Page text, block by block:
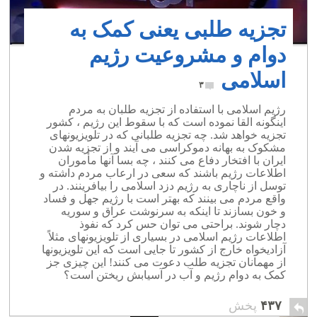
تجزیه طلبی یعنی کمک به
دوام و مشروعیت رژیم
اسلامی
۳
رژیم اسلامی با استفاده از تجزیه طلبان به مردم
اینگونه القا نموده است که با سقوط این رژیم ، کشور
تجزیه خواهد شد. چه تجزیه طلبانی که در تلویزیونهای
مشکوک به بهانه دموکراسی می آیند و از تجزیه شدن
ایران با افتخار دفاع می کنند ، چه بسا آنها مأموران
اطلاعات رژیم باشند که سعی در ارعاب مردم داشته و
توسل از ناچاری به رژیم دزد اسلامی را بیافرینند. در
واقع مردم می بینند که بهتر است با رژیم جهل و فساد
و خون بسازند تا اینکه به سرنوشت عراق و سوریه
دچار شوند. براحتی می توان حس کرد که نفوذ
اطلاعات رژیم اسلامی در بسیاری از تلویزیونهای مثلاً
آزادیخواه خارج از کشور تا جایی است که این تلویزیونها
از مهمانان تجزیه طلب دعوت می کنند! این چیزی جز
کمک به دوام رژیم و آب در آسیابش ریختن است؟
۴۳۷ پخش